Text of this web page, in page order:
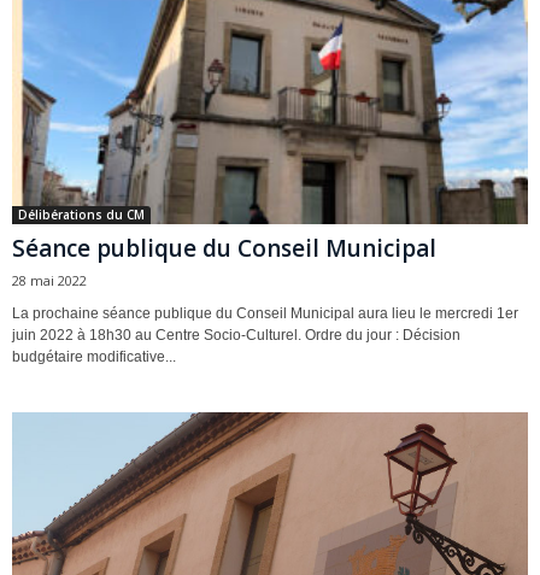
Délibérations du CM
Séance publique du Conseil Municipal
28 mai 2022
La prochaine séance publique du Conseil Municipal aura lieu le mercredi 1er
juin 2022 à 18h30 au Centre Socio-Culturel. Ordre du jour : Décision
budgétaire modificative...